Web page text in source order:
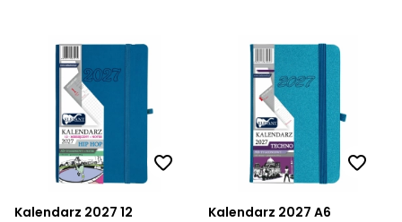
Kalendarz 2027 12
Kalendarz 2027 A6